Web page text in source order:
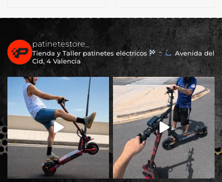
patinetestore_
Tienda y Taller patinetes eléctricos
Avenida del
Cid, 4 Valencia